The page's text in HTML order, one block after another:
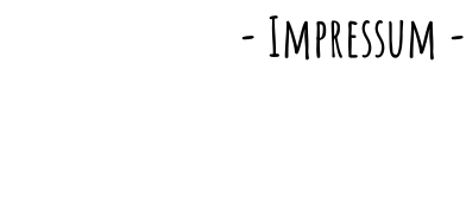
- Impressum -